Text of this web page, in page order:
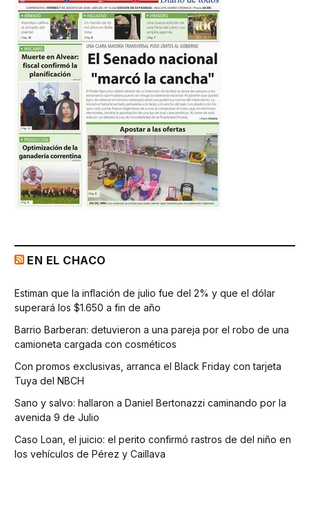
EN EL CHACO
Estiman que la inflación de julio fue del 2% y que el dólar
superará los $1.650 a fin de año
Barrio Barberan: detuvieron a una pareja por el robo de una
camioneta cargada con cosméticos
Con promos exclusivas, arranca el Black Friday con tarjeta
Tuya del NBCH
Sano y salvo: hallaron a Daniel Bertonazzi caminando por la
avenida 9 de Julio
Caso Loan, el juicio: el perito confirmó rastros de del niño en
los vehículos de Pérez y Caillava